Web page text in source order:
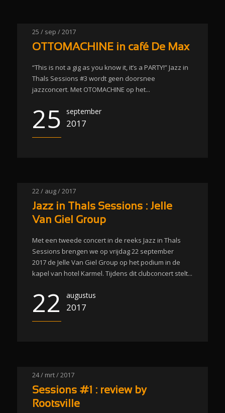
25 / sep / 2017
OTTOMACHINE in café De Max
“This is not a gig as you know it, it’s a PARTY!” Jazz in
Thals Sessions #3 wordt geen doorsnee
jazzconcert. Met OTOMACHINE op het...
25 september
2017
22 / aug / 2017
Jazz in Thals Sessions : Jelle
Van Giel Group
Met een tweede concert in de reeks Jazz in Thals
Sessions brengen we op vrijdag 22 september
2017 de Jelle Van Giel Group op het podium in de
kapel van hotel Karmel. Tijdens dit clubconcert stelt...
22 augustus
2017
24 / mrt / 2017
Sessions #1 : review by
Rootsville